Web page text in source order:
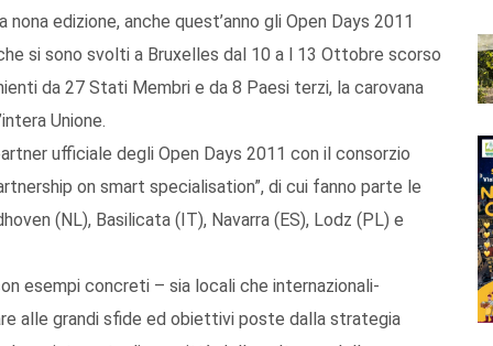
edizione, anche quest’anno gli Open Days 2011
si sono svolti a Bruxelles dal 10 a l 13 Ottobre scorso
da 27 Stati Membri e da 8 Paesi terzi, la carovana
Unione.
ufficiale degli Open Days 2011 con il consorzio
on smart specialisation”, di cui fanno parte le
(NL), Basilicata (IT), Navarra (ES), Lodz (PL) e
esempi concreti – sia locali che internazionali-
alle grandi sfide ed obiettivi poste dalla strategia